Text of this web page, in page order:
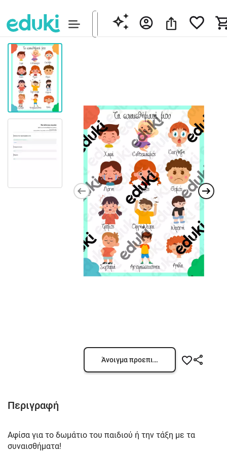
Άνοιγμα προεπισκόπησης
Περιγραφή
Αφίσα για το δωμάτιο του παιδιού ή την τάξη με τα
συναισθήματα!